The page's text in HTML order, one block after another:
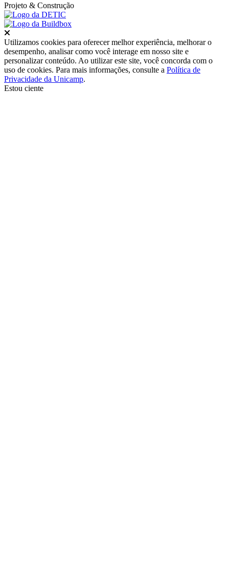
Projeto & Construção
Utilizamos cookies para oferecer melhor experiência, melhorar o
desempenho, analisar como você interage em nosso site e
personalizar conteúdo. Ao utilizar este site, você concorda com o
uso de cookies. Para mais informações, consulte a Política de
Privacidade da Unicamp.
Estou ciente